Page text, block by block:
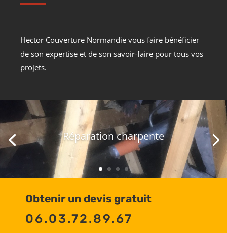
Hector Couverture Normandie vous faire bénéficier
de son expertise et de son savoir-faire pour tous vos
projets.
Réparation charpente
Obtenir un devis gratuit
06.03.72.89.67